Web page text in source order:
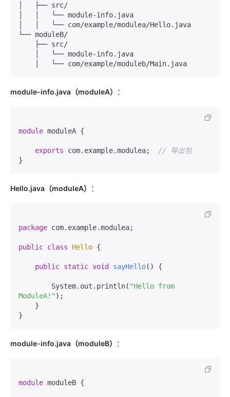
│   ├── src/
│   │   └── module-info.java
│   │   └── com/example/modulea/Hello.java
└── moduleB/
module-info.java（moduleA） ：
module moduleA {
exports com.example.modulea;
// 导出包
Hello.java（moduleA） ：
package com.example.modulea;
public class Hello {
public static void sayHello() {
        System.out.println(
"Hello from
ModuleA!" );
module-info.java（moduleB） ：
module moduleB {